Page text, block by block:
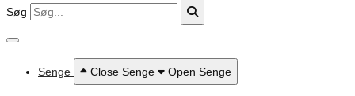
Søg
Senge Close Senge Open Senge